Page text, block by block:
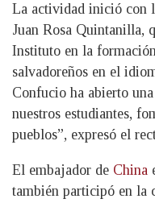
La actividad inició con
Juan Rosa Quintanilla,
Instituto en la
salvadoreños en el
Confucio ha abierto
nuestros estudiantes,
pueblos”, expresó el
El embajador de China
también participó en la